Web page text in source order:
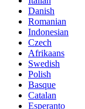
Danish
Romanian
Indonesian
Czech
Afrikaans
Swedish
Polish
Basque
Catalan
Esperanto